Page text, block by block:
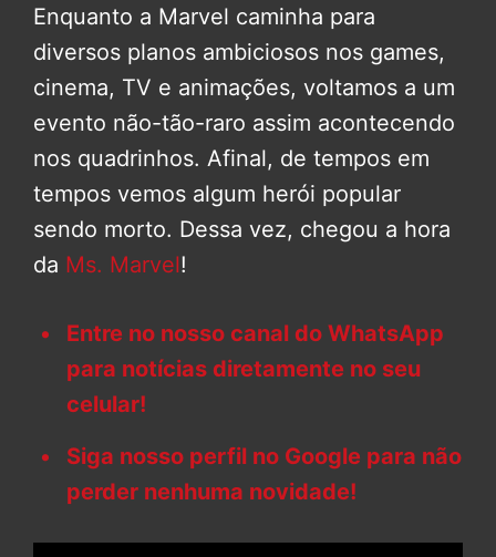
Enquanto a Marvel caminha para
diversos planos ambiciosos nos games,
cinema, TV e animações, voltamos a um
evento não-tão-raro assim acontecendo
nos quadrinhos. Afinal, de tempos em
tempos vemos algum herói popular
sendo morto. Dessa vez, chegou a hora
da Ms. Marvel!
Entre no nosso canal do WhatsApp
para notícias diretamente no seu
celular!
Siga nosso perfil no Google para não
perder nenhuma novidade!